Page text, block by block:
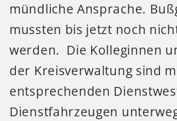
mündliche Ansprache.
mussten bis jetzt noch
werden. Die Kolleginnen
der Kreisverwaltung sind
entsprechenden
Dienstfahrzeugen